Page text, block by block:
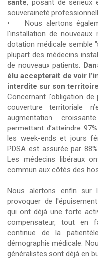
santé, posant de sérieux
souveraineté
• Nous alertons
l'installation de
dotation médicale semble
plupart des médecins
de nouveaux patients.
élu accepterait de voir
interdite sur son
Concernant l'obligation
couverture territoriale
augmentation
permettant d’atteindre
les week-ends et jours
PDSA est assurée par
Les médecins libéraux
commun aux côtés des
Nous alertons enfin sur
provoquer de
qui ont déjà une forte
compensateur, tout en
continue de la
démographie médicale.
généralistes sont déjà en